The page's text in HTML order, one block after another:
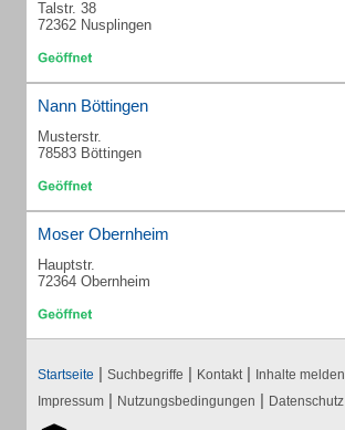
Talstr. 38
72362 Nusplingen
Nann Böttingen
Musterstr.
78583 Böttingen
Moser Obernheim
Hauptstr.
72364 Obernheim
Startseite | Suchbegriffe | Kontakt | Inhalte melden
Impressum | Nutzungsbedingungen | Datenschutz